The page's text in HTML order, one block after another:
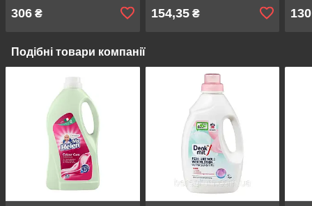
306 ₴ 154,35₴
Подібні товари компанії